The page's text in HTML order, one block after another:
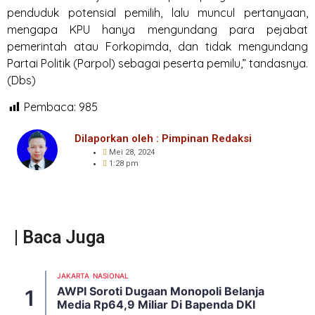
penduduk potensial pemilih, lalu muncul pertanyaan,
mengapa KPU hanya mengundang para pejabat
pemerintah atau Forkopimda, dan tidak mengundang
Partai Politik (Parpol) sebagai peserta pemilu,” tandasnya.
(Dbs)
Pembaca: 985
Dilaporkan oleh : Pimpinan Redaksi
Mei 28, 2024
1:28 pm
| Baca Juga
JAKARTA NASIONAL
AWPI Soroti Dugaan Monopoli Belanja
Media Rp64,9 Miliar Di Bapenda DKI